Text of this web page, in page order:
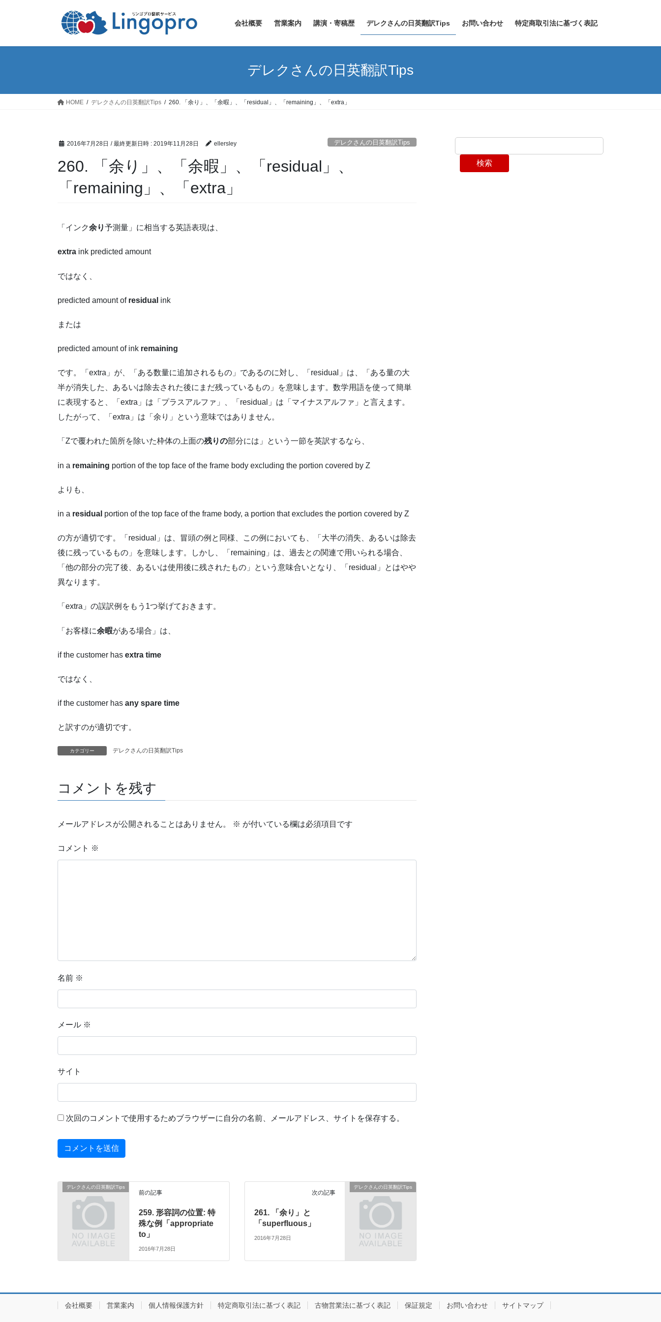
会社概要 営業案内 講演・寄稿歴 デレクさんの日英翻訳Tips お問い合わせ 特定商取引法に基づく表記
デレクさんの日英翻訳Tips
HOME デレクさんの日英翻訳Tips 260. 「余り」、「余暇」、「residual」、「remaining」、「extra」
2016年7月28日 / 最終更新日時 : 2019年11月28日 ellersley デレクさんの日英翻訳Tips
260. 「余り」、「余暇」、「residual」、
「remaining」、「extra」
「インク余り予測量」に相当する英語表現は、
extra ink predicted amount
ではなく、
predicted amount of residual ink
または
predicted amount of ink remaining
です。「extra」が、「ある数量に追加されるもの」であるのに対し、「residual」は、「ある量の大
半が消失した、あるいは除去された後にまだ残っているもの」を意味します。数学用語を使って簡単
に表現すると、「extra」は「プラスアルファ」、「residual」は「マイナスアルファ」と言えます。
したがって、「extra」は「余り」という意味ではありません。
「Zで覆われた箇所を除いた枠体の上面の残りの部分には」という一節を英訳するなら、
in a remaining portion of the top face of the frame body excluding the portion covered by Z
よりも、
in a residual portion of the top face of the frame body, a portion that excludes the portion covered by Z
の方が適切です。「residual」は、冒頭の例と同様、この例においても、「大半の消失、あるいは除去
後に残っているもの」を意味します。しかし、「remaining」は、過去との関連で用いられる場合、
「他の部分の完了後、あるいは使用後に残されたもの」という意味合いとなり、「residual」とはやや
異なります。
「extra」の誤訳例をもう1つ挙げておきます。
「お客様に余暇がある場合」は、
if the customer has extra time
ではなく、
if the customer has any spare time
と訳すのが適切です。
カテゴリー デレクさんの日英翻訳Tips
コメントを残す
メールアドレスが公開されることはありません。 ※ が付いている欄は必須項目です
コメント ※
名前 ※
メール ※
サイト
次回のコメントで使用するためブラウザーに自分の名前、メールアドレス、サイトを保存する。
デレクさんの日英翻訳Tips
前の記事
259. 形容詞の位置: 特
殊な例「appropriate
to」
2016年7月28日
デレクさんの日英翻訳Tips
次の記事
261. 「余り」と
「superfluous」
2016年7月28日
検索
会社概要 営業案内 個人情報保護方針 特定商取引法に基づく表記 古物営業法に基づく表記 保証規定 お問い合わせ サイトマップ